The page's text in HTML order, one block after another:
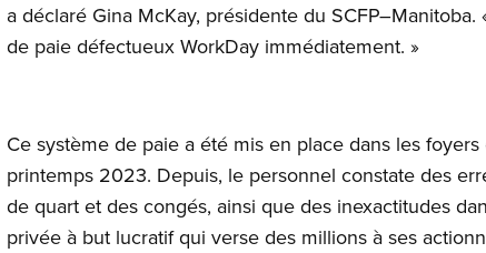
a déclaré Gina McKay, présidente du
de paie défectueux WorkDay immédiatement. »
Ce système de paie a été mis en place dans les
printemps 2023. Depuis, le personnel constate des
de quart et des congés, ainsi que des inexactitudes
privée à but lucratif qui verse des millions à ses